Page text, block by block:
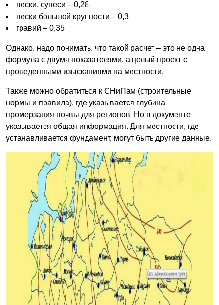
пески, супеси – 0,28
пески большой крупности – 0,3
гравий – 0,35
Однако, надо понимать, что такой расчет – это не одна
формула с двумя показателями, а целый проект с
проведенными изысканиями на местности.
Также можно обратиться к СНиПам (строительные
нормы и правила), где указывается глубина
промерзания почвы для регионов. Но в документе
указывается общая информация. Для местности, где
устанавливается фундамент, могут быть другие данные.